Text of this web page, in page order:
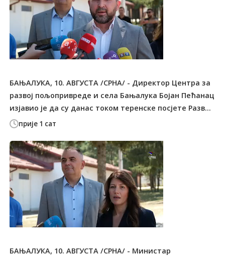
прије 1 сат
БАЊАЛУКА, 10. АВГУСТА /СРНА/ - Директор Центра за
развој пољопривреде и села Бањалука Бојан Пећанац
изјавио је да су данас током теренске посјете Разв...
БАЊАЛУКА, 10. АВГУСТА /СРНА/ - Министар